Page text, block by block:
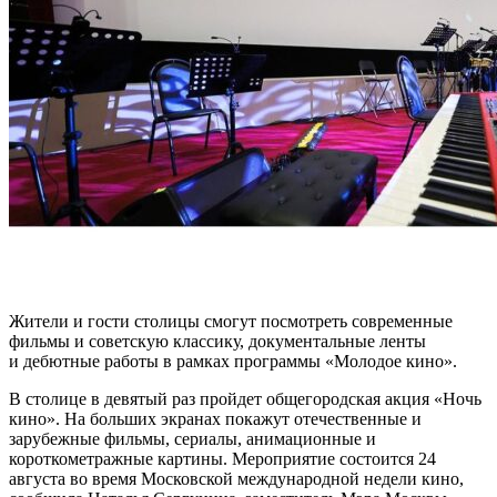
Жители и гости столицы смогут посмотреть современные
фильмы и советскую классику, документальные ленты
и дебютные работы в рамках программы «Молодое кино».
В столице в девятый раз пройдет общегородская акция «Ночь
кино». На больших экранах покажут отечественные и
зарубежные фильмы, сериалы, анимационные и
короткометражные картины. Мероприятие состоится 24
августа во время Московской международной недели кино,